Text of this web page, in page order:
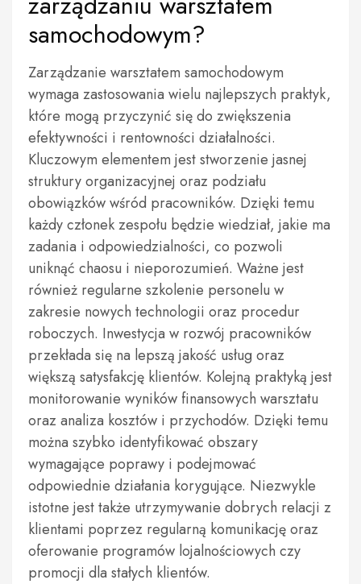
samochodowym?
Zarządzanie warsztatem samochodowym
wymaga zastosowania wielu najlepszych praktyk,
które mogą przyczynić się do zwiększenia
efektywności i rentowności działalności.
Kluczowym elementem jest stworzenie jasnej
struktury organizacyjnej oraz podziału
obowiązków wśród pracowników. Dzięki temu
każdy członek zespołu będzie wiedział, jakie ma
zadania i odpowiedzialności, co pozwoli
uniknąć chaosu i nieporozumień. Ważne jest
również regularne szkolenie personelu w
zakresie nowych technologii oraz procedur
roboczych. Inwestycja w rozwój pracowników
przekłada się na lepszą jakość usług oraz
większą satysfakcję klientów. Kolejną praktyką jest
monitorowanie wyników finansowych warsztatu
oraz analiza kosztów i przychodów. Dzięki temu
można szybko identyfikować obszary
wymagające poprawy i podejmować
odpowiednie działania korygujące. Niezwykle
istotne jest także utrzymywanie dobrych relacji z
klientami poprzez regularną komunikację oraz
oferowanie programów lojalnościowych czy
promocji dla stałych klientów.